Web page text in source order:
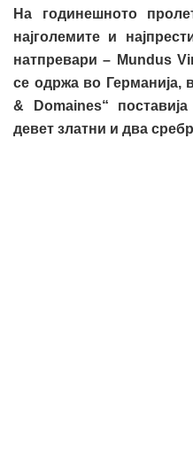
На годинешното
најголемите и
натпревари – Mundus
се одржaво Германија,
& Domaines“
девет златни и два